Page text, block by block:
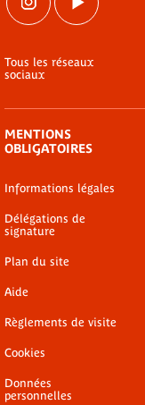
Tous les réseaux
sociaux
MENTIONS
OBLIGATOIRES
Informations légales
Délégations de
signature
Plan du site
Aide
Règlements de visite
Cookies
Données
personnelles